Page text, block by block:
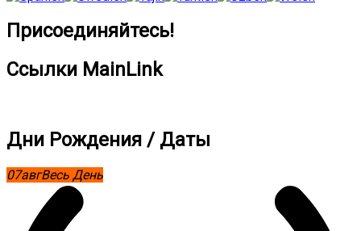
Присоединяйтесь!
Ссылки MainLink
Дни Рождения / Даты
07авгВесь День